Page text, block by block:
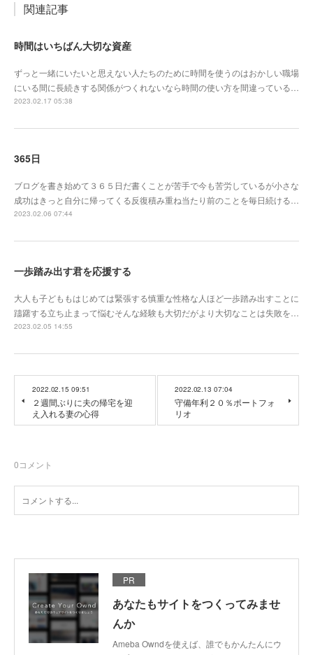
関連記事
時間はいちばん大切な資産
ずっと一緒にいたいと思えない人たちのために時間を使うのはおかしい職場
にいる間に長続きする関係がつくれないなら時間の使い方を間違っている…
2023.02.17 05:38
365日
ブログを書き始めて３６５日だ書くことが苦手で今も苦労しているが小さな
成功はきっと自分に帰ってくる反復積み重ね当たり前のことを毎日続ける…
2023.02.06 07:44
一歩踏み出す君を応援する
大人も子どももはじめては緊張する慎重な性格な人ほど一歩踏み出すことに
躊躇する立ち止まって悩むそんな経験も大切だがより大切なことは失敗を…
2023.02.05 14:55
2022.02.15 09:51
２週間ぶりに夫の帰宅を迎
え入れる妻の心得
2022.02.13 07:04
守備年利２０％ポートフォ
リオ
0コメント
PR
あなたもサイトをつくってみませ
んか
Ameba Owndを使えば、誰でもかんたんにウ